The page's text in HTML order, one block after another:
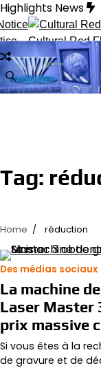
Skip
to
content
Highlights News
Cultural Red
Tag:
Home réduction
Des médias sociaux
La machine
Laser Master
prix massive
Si vous êtes à la
de gravure et de